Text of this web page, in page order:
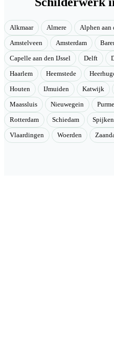
Alkmaar Almere Alphen aan
Amstelveen Amsterdam
Capelle aan den IJssel Delft
Haarlem Heemstede
Houten IJmuiden Katwijk
Maassluis Nieuwegein
Rotterdam Schiedam
Vlaardingen Woerden